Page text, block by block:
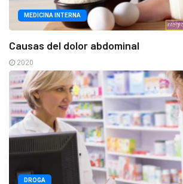
MEDICINA INTERNA
Causas del dolor abdominal
2020
DROGA